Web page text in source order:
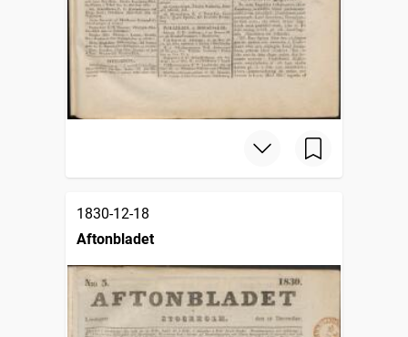
1830-12-18
Aftonbladet